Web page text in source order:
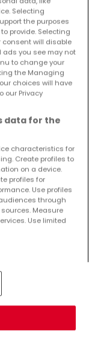
Nähe
die Sie
Anzeigen
Selecting
the purposes
provide. Selecting
will disable
ads you see may not
to change your
the Managing
choices will have
our Privacy
data for the
characteristics for
Create profiles to
on a device.
profiles for
Use profiles
through
Measure
Use limited